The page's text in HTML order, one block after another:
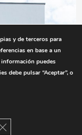
y de terceros para
en base a un
puedes
debe pulsar “Aceptar”, o
Cerrar el banner de